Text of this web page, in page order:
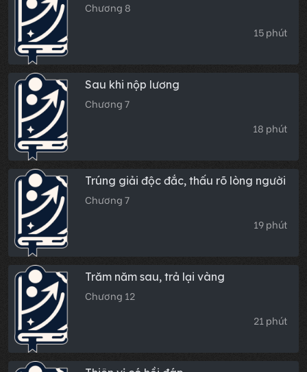
Chương 8
15 phút
Sau khi nộp lương
Chương 7
18 phút
Trúng giải độc đắc, thấu rõ lòng người
Chương 7
19 phút
Trăm năm sau, trả lại vàng
Chương 12
21 phút